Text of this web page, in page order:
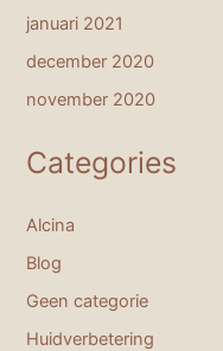
januari 2021
december 2020
november 2020
Categories
Alcina
Blog
Geen categorie
Huidverbetering